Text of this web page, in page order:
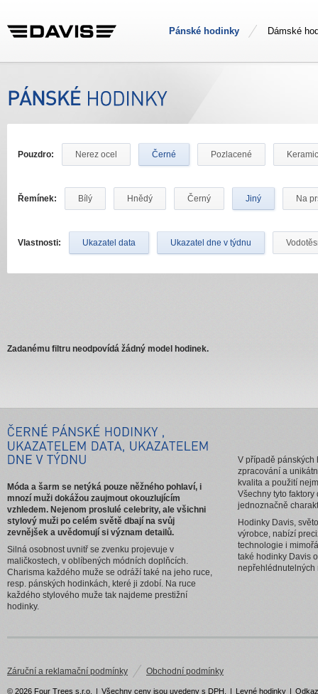
Pánské hodinky Dámské
Pouzdro: Nerez ocel Černé Pozlacené
Řemínek: Bílý Hnědý Černý Jiný Na
Vlastnosti: Ukazatel data Ukazatel dne v týdnu
Zadanému filtru neodpovídá žádný model hodinek.
Móda a šarm se netýká pouze něžného pohlaví, i
mnozí muži dokážou zaujmout okouzlujícím
vzhledem. Nejenom proslulé celebrity, ale všichni
stylový muži po celém světě dbají na svůj
zevnějšek a uvědomují si význam detailů.
Silná osobnost uvnitř se zvenku projevuje v
maličkostech, v oblíbených módních doplňcích.
Charisma každého muže se odráží také na jeho ruce,
resp. pánských hodinkách, které ji zdobí. Na ruce
každého stylového muže tak najdeme prestižní
hodinky.
V případě pánských
zpracování a
kvalita a použití
Všechny tyto
jednoznačně
Hodinky Davis,
výrobce, nabízí
technologie i
také hodinky Davis
nepřehlédnutelných
Záruční a reklamační podmínky Obchodní podmínky
© 2026 Four Trees s.r.o. | Všechny ceny jsou uvedeny s DPH. | Levné hodinky |